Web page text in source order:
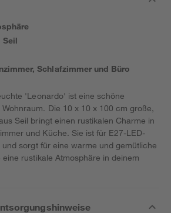
Seil
Schlafzimmer und Büro
'Leonardo' ist eine schöne
Die 10 x 10 x 100 cm große,
Seil bringt einen rustikalen Charme in
und Küche. Sie ist für E27-LED-
sorgt für eine warme und gemütliche
rustikale Atmosphäre in deinem